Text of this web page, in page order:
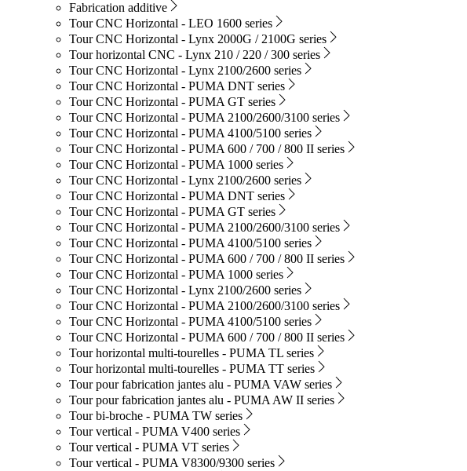
Fabrication additive
Tour CNC Horizontal - LEO 1600 series
Tour CNC Horizontal - Lynx 2000G / 2100G series
Tour horizontal CNC - Lynx 210 / 220 / 300 series
Tour CNC Horizontal - Lynx 2100/2600 series
Tour CNC Horizontal - PUMA DNT series
Tour CNC Horizontal - PUMA GT series
Tour CNC Horizontal - PUMA 2100/2600/3100 series
Tour CNC Horizontal - PUMA 4100/5100 series
Tour CNC Horizontal - PUMA 600 / 700 / 800 II series
Tour CNC Horizontal - PUMA 1000 series
Tour CNC Horizontal - Lynx 2100/2600 series
Tour CNC Horizontal - PUMA DNT series
Tour CNC Horizontal - PUMA GT series
Tour CNC Horizontal - PUMA 2100/2600/3100 series
Tour CNC Horizontal - PUMA 4100/5100 series
Tour CNC Horizontal - PUMA 600 / 700 / 800 II series
Tour CNC Horizontal - PUMA 1000 series
Tour CNC Horizontal - Lynx 2100/2600 series
Tour CNC Horizontal - PUMA 2100/2600/3100 series
Tour CNC Horizontal - PUMA 4100/5100 series
Tour CNC Horizontal - PUMA 600 / 700 / 800 II series
Tour horizontal multi-tourelles - PUMA TL series
Tour horizontal multi-tourelles - PUMA TT series
Tour pour fabrication jantes alu - PUMA VAW series
Tour pour fabrication jantes alu - PUMA AW II series
Tour bi-broche - PUMA TW series
Tour vertical - PUMA V400 series
Tour vertical - PUMA VT series
Tour vertical - PUMA V8300/9300 series